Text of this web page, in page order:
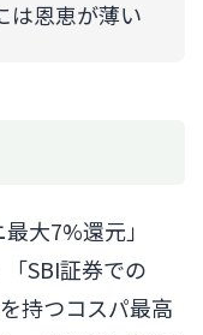
は恩恵が薄い
大7%還元」
SBI証券での
持つコスパ最高